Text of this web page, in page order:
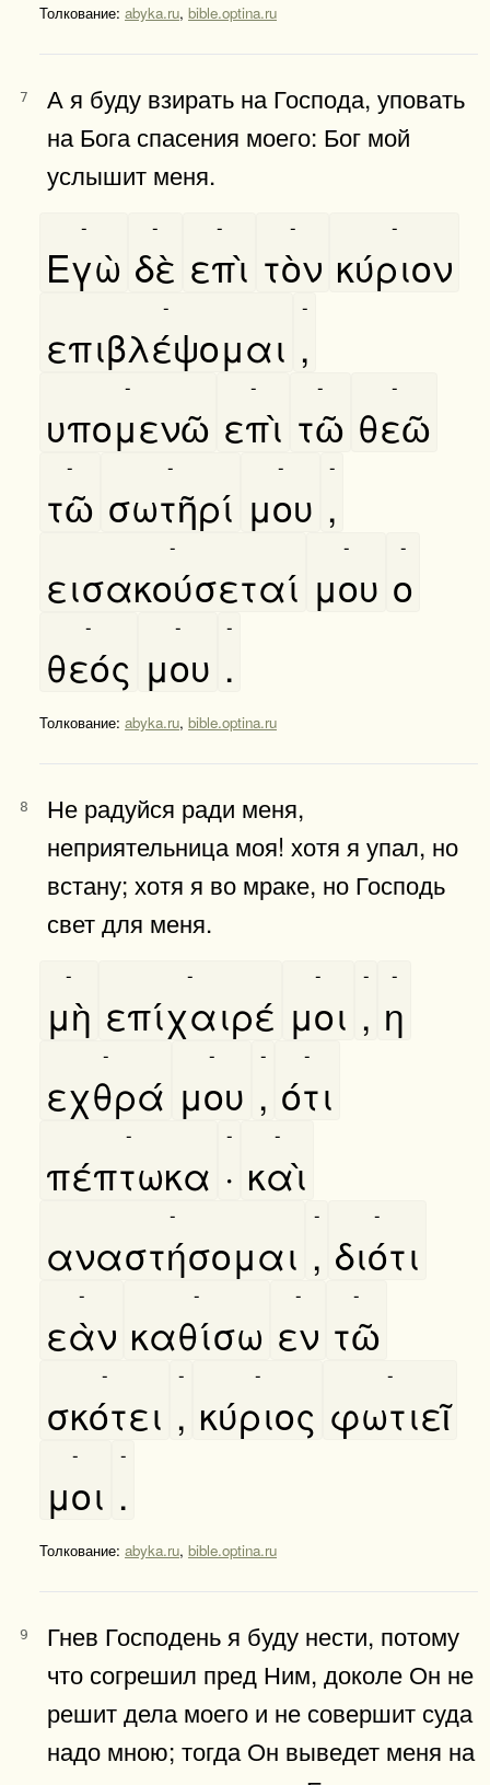
Толкование: abyka.ru, bible.optina.ru
7
А я буду взирать на Господа, уповать
на Бога спасения моего: Бог мой
услышит меня.
Εγὼ
-
δὲ
-
επὶ
-
τὸν
-
κύριον
-
επιβλέψομαι
-
,
-
υπομενῶ
-
επὶ
-
τῶ
-
θεῶ
-
τῶ
-
σωτῆρί
-
μου
-
,
-
εισακούσεταί
-
μου
-
ο
-
θεός
-
μου
-
.
-
Толкование: abyka.ru, bible.optina.ru
8
Не радуйся ради меня,
неприятельница моя! хотя я упал, но
встану; хотя я во мраке, но Господь
свет для меня.
μὴ
-
επίχαιρέ
-
μοι
-
,
-
η
-
εχθρά
-
μου
-
,
-
ότι
-
πέπτωκα
-
·
-
καὶ
-
αναστήσομαι
-
,
-
διότι
-
εὰν
-
καθίσω
-
εν
-
τῶ
-
σκότει
-
,
-
κύριος
-
φωτιεῖ
-
μοι
-
.
-
Толкование: abyka.ru, bible.optina.ru
9
Гнев Господень я буду нести, потому
что согрешил пред Ним, доколе Он не
решит дела моего и не совершит суда
надо мною; тогда Он выведет меня на